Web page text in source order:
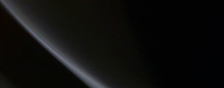
ATELIERS RADIOPHONIQUES
COMMUNAUTE DE COMMUNES.COM